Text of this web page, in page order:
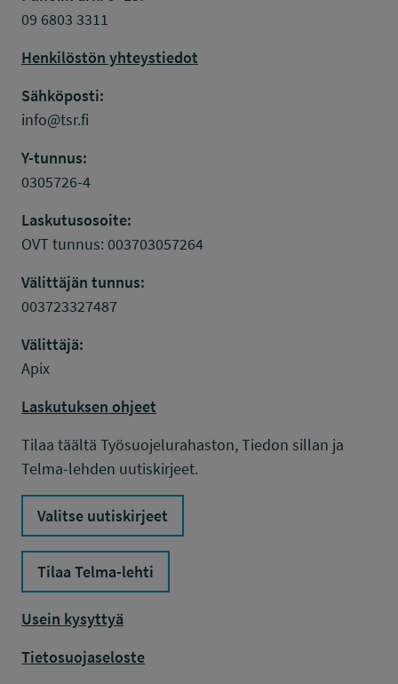
09 6803 3311
Henkilöstön yhteystiedot
Sähköposti:
info@tsr.fi
Y-tunnus:
0305726-4
Laskutusosoite:
OVT tunnus: 003703057264
Välittäjän tunnus:
003723327487
Välittäjä:
Apix
Laskutuksen ohjeet
Tilaa täältä Työsuojelurahaston, Tiedon sillan ja
Telma-lehden uutiskirjeet.
Valitse uutiskirjeet
Tilaa Telma-lehti
Usein kysyttyä
Tietosuojaseloste